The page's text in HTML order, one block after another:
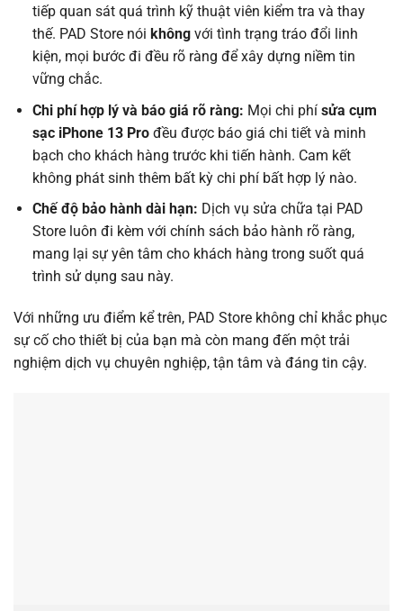
tiếp quan sát quá trình kỹ thuật viên kiểm tra và thay
thế. PAD Store nói khôngvới tình trạng tráo đổi linh
kiện, mọi bước đi đều rõ ràng để xây dựng niềm tin
vững chắc.
Chi phí hợp lý và báo giá rõ ràng: Mọi chi phí sửa cụm
sạc iPhone 13 Prođều được báo giá chi tiết và minh
bạch cho khách hàng trước khi tiến hành. Cam kết
không phát sinh thêm bất kỳ chi phí bất hợp lý nào.
Chế độ bảo hành dài hạn: Dịch vụ sửa chữa tại PAD
Store luôn đi kèm với chính sách bảo hành rõ ràng,
mang lại sự yên tâm cho khách hàng trong suốt quá
trình sử dụng sau này.
Với những ưu điểm kể trên, PAD Store không chỉ khắc phục
sự cố cho thiết bị của bạn mà còn mang đến một trải
nghiệm dịch vụ chuyên nghiệp, tận tâm và đáng tin cậy.